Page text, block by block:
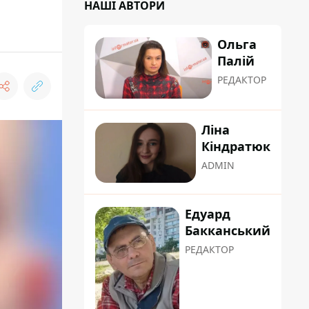
НАШІ АВТОРИ
Ольга
Палій
РЕДАКТОР
Ліна
Кіндратюк
ADMIN
Едуард
Бакканський
РЕДАКТОР